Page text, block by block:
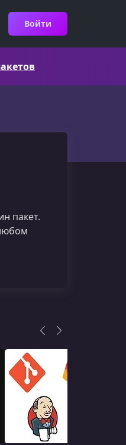
Войти
пакет.